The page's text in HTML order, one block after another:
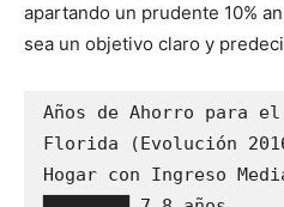
apartando un prudente 10%
sea un objetivo claro y
Años de Ahorro para
Florida (Evolución
Hogar con Ingreso